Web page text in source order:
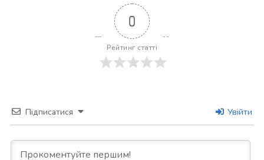
0
Рейтинг статті
Підписатися Увійти